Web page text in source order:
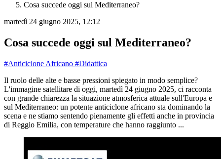
Cosa succede oggi sul Mediterraneo?
martedì 24 giugno 2025, 12:12
Cosa succede oggi sul Mediterraneo?
#Anticiclone Africano #Didattica
Il ruolo delle alte e basse pressioni spiegato in modo semplice?
L'immagine satellitare di oggi, martedì 24 giugno 2025, ci racconta
con grande chiarezza la situazione atmosferica attuale sull'Europa e
sul Mediterraneo: un potente anticiclone africano sta dominando la
scena e ne stiamo sentendo pienamente gli effetti anche in provincia
di Reggio Emilia, con temperature che hanno raggiunto ...